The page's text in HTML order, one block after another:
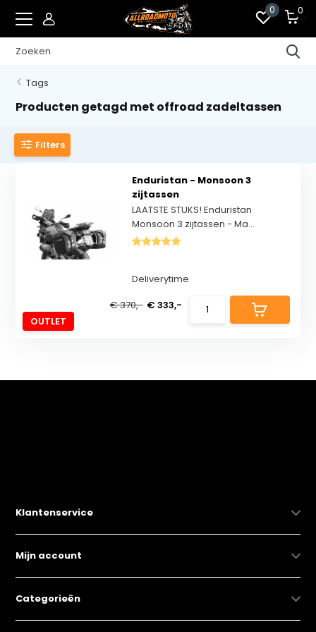
0 0
Tags
Producten getagd met offroad zadeltassen
Filters
OUTLET
Enduristan - Monsoon 3
zijtassen
LAATSTE STUKS! Enduristan
Monsoon 3 zijtassen - Ma...
Deliverytime
€ 370,- € 333,-
Klantenservice
Mijn account
Categorieën